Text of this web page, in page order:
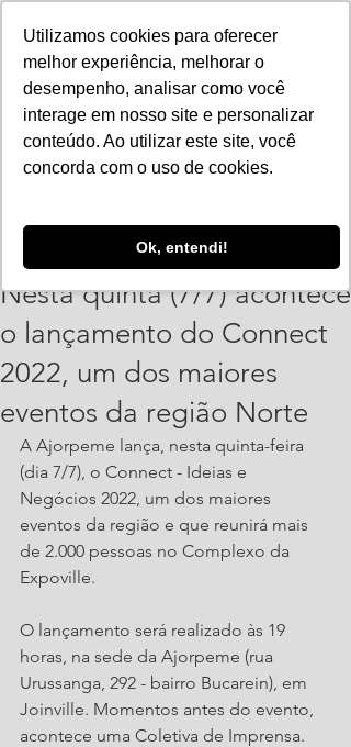
Utilizamos cookies para oferecer
melhor experiência, melhorar o
desempenho, analisar como você
interage em nosso site e personalizar
conteúdo. Ao utilizar este site, você
concorda com o uso de cookies.
Ok, entendi!
Nesta quinta (7/7) acontece
o lançamento do Connect
2022, um dos maiores
eventos da região Norte
A Ajorpeme lança, nesta quinta-feira
(dia 7/7), o Connect - Ideias e
Negócios 2022, um dos maiores
eventos da região e que reunirá mais
de 2.000 pessoas no Complexo da
Expoville.
O lançamento será realizado às 19
horas, na sede da Ajorpeme (rua
Urussanga, 292 - bairro Bucarein), em
Joinville. Momentos antes do evento,
acontece uma Coletiva de Imprensa.